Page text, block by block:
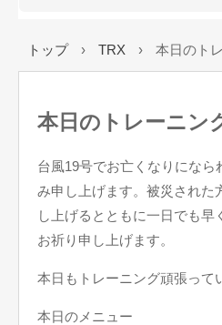
トップ › TRX › 本日のト
本日のトレーニン
台風19号でお亡くなりにな
み申し上げます。被災された
し上げるとともに一日でも早
お祈り申し上げます。
本日もトレーニング頑張って
本日のメニュー